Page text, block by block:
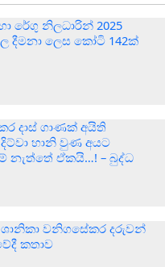
රේගු නිලධාරින් 2025
දීමනා ලෙස කෝටි 142ක්
දාස් ගාණක් අයිති
හානි වුණ අයට
නැත්තේ ඒකයි…! – බුද්ධ
වනිගසේකර දරුවන්
කතාව